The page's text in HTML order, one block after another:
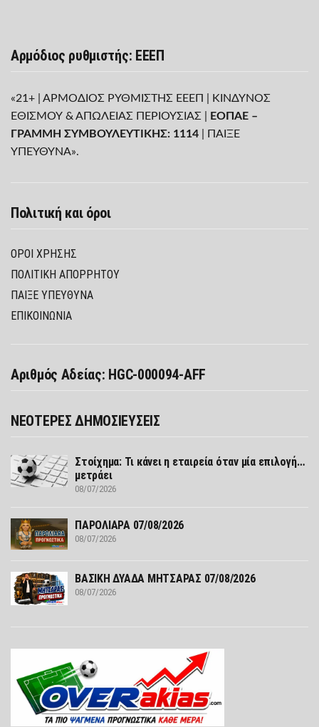
Αρμόδιος ρυθμιστής: ΕΕΕΠ
«21+ | ΑΡΜΟΔΙΟΣ ΡΥΘΜΙΣΤΗΣ ΕΕΕΠ | ΚΙΝΔΥΝΟΣ
ΕΘΙΣΜΟΥ & ΑΠΩΛΕΙΑΣ ΠΕΡΙΟΥΣΙΑΣ |
ΕΟΠΑΕ –
ΓΡΑΜΜΗ ΣΥΜΒΟΥΛΕΥΤΙΚΗΣ: 1114 | ΠΑΙΞΕ
ΥΠΕΥΘΥΝΑ».
Πολιτική και όροι
ΌΡΟΙ ΧΡΉΣΗΣ
ΠΟΛΙΤΙΚΉ ΑΠΟΡΡΉΤΟΥ
ΠΑΊΞΕ ΥΠΕΎΘΥΝΑ
ΕΠΙΚΟΙΝΩΝΙΑ
Αριθμός Αδείας: HGC-000094-AFF
ΝΕΟΤΕΡΕΣ ΔΗΜΟΣΙΕΥΣΕΙΣ
Στοίχημα: Τι κάνει η εταιρεία όταν μία επιλογή…
μετράει
08/07/2026
ΠΑΡΟΛΙΑΡΑ 07/08/2026
08/07/2026
ΒΑΣΙΚΗ ΔΥΑΔΑ ΜΗΤΣΑΡΑΣ 07/08/2026
08/07/2026